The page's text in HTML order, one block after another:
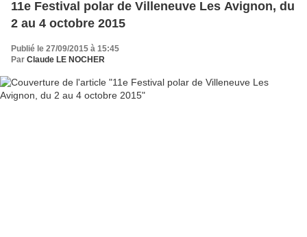
11e Festival polar de Villeneuve Les Avignon, du
2 au 4 octobre 2015
Publié le 27/09/2015 à 15:45
Par Claude LE NOCHER